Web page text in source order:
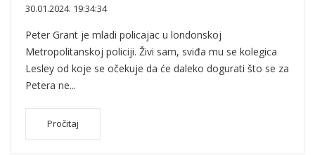
30.01.2024. 19:34:34
Peter Grant je mladi policajac u londonskoj
Metropolitanskoj policiji. Živi sam, sviđa mu se kolegica
Lesley od koje se očekuje da će daleko dogurati što se za
Petera ne...
Pročitaj